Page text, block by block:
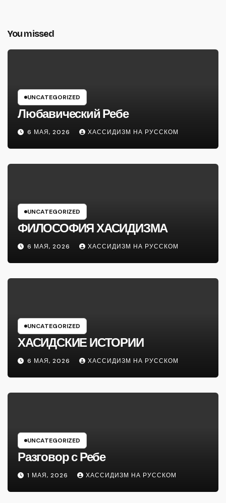
You missed
UNCATEGORIZED
Любавический Ребе
6 МАЯ, 2026 ХАССИДИЗМ НА РУССКОМ
UNCATEGORIZED
ФИЛОСОФИЯ ХАСИДИЗМА
6 МАЯ, 2026 ХАССИДИЗМ НА РУССКОМ
UNCATEGORIZED
ХАСИДСКИЕ ИСТОРИИ
6 МАЯ, 2026 ХАССИДИЗМ НА РУССКОМ
UNCATEGORIZED
Разговор с Ребе
1 МАЯ, 2026 ХАССИДИЗМ НА РУССКОМ